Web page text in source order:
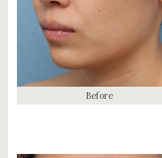
Before